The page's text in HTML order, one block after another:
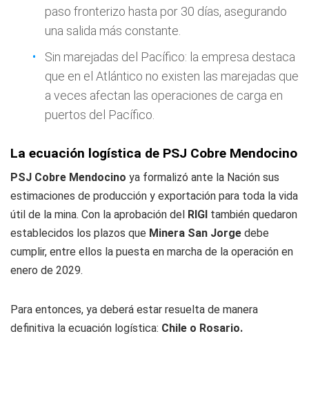
paso fronterizo hasta por 30 días, asegurando
una salida más constante.
Sin marejadas del Pacífico: la empresa destaca
que en el Atlántico no existen las marejadas que
a veces afectan las operaciones de carga en
puertos del Pacífico.
La ecuación logística de PSJ Cobre Mendocino
PSJ Cobre Mendocino ya formalizó ante la Nación sus
estimaciones de producción y exportación para toda la vida
útil de la mina. Con la aprobación del RIGI también quedaron
establecidos los plazos que Minera San Jorge debe
cumplir, entre ellos la puesta en marcha de la operación en
enero de 2029.
Para entonces, ya deberá estar resuelta de manera
definitiva la ecuación logística: Chile o Rosario.